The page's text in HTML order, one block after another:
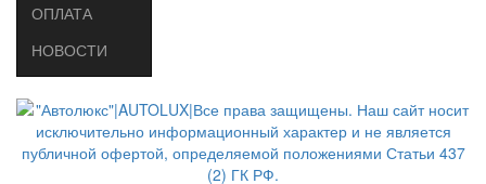
ОПЛАТА
НОВОСТИ